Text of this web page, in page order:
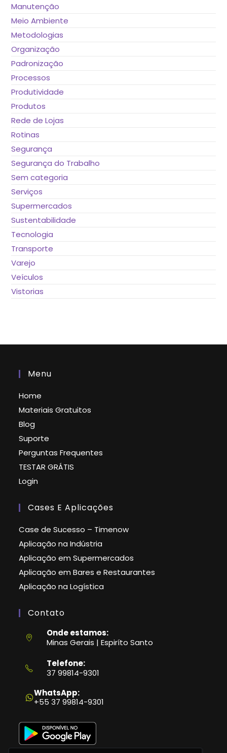
Manutenção
Meio Ambiente
Metodologias
Organização
Padronização
Processos
Produtividade
Produtos
Rede de Lojas
Rotinas
Segurança
Segurança do Trabalho
Sem categoria
Serviços
Supermercados
Sustentabilidade
Tecnologia
Transporte
Varejo
Veículos
Vistorias
Menu
Home
Materiais Gratuitos
Blog
Suporte
Perguntas Frequentes
TESTAR GRÁTIS
Login
Cases E Aplicações
Case de Sucesso – Timenow
Aplicação na Indústria
Aplicação em Supermercados
Aplicação em Bares e Restaurantes
Aplicação na Logística
Contato
Onde estamos:
Minas Gerais | Espiríto Santo
Telefone:
37 99814-9301
em
seu
aplicativo
WhatsApp:
+55 37 99814-9301